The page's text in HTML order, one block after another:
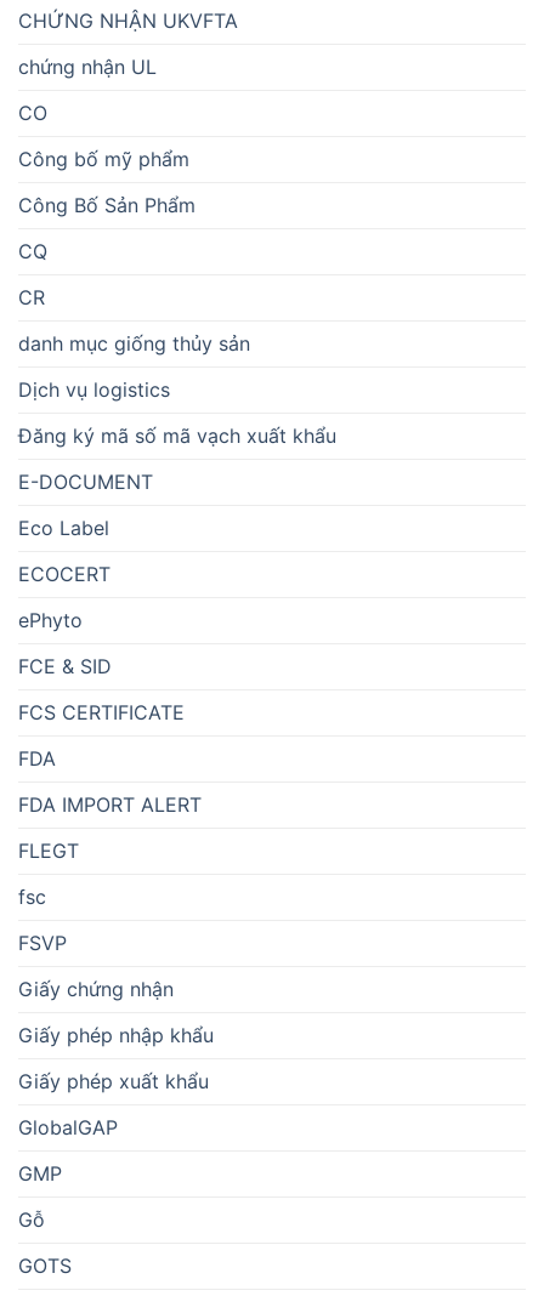
CHỨNG NHẬN UKVFTA
chứng nhận UL
CO
Công bố mỹ phẩm
Công Bố Sản Phẩm
CQ
CR
danh mục giống thủy sản
Dịch vụ logistics
Đăng ký mã số mã vạch xuất khẩu
E-DOCUMENT
Eco Label
ECOCERT
ePhyto
FCE & SID
FCS CERTIFICATE
FDA
FDA IMPORT ALERT
FLEGT
fsc
FSVP
Giấy chứng nhận
Giấy phép nhập khẩu
Giấy phép xuất khẩu
GlobalGAP
GMP
Gỗ
GOTS